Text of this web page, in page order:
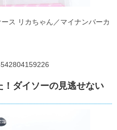
ス リカちゃん／マイナンバーカ
ダイソーの見逃せない